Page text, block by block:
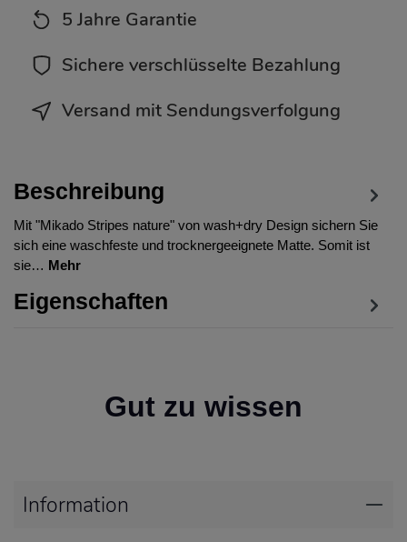
5 Jahre Garantie
Sichere verschlüsselte Bezahlung
Versand mit Sendungsverfolgung
Beschreibung
Mit "Mikado Stripes nature" von wash+dry Design sichern Sie
sich eine waschfeste und trocknergeeignete Matte. Somit ist
sie… Mehr
Eigenschaften
Gut zu wissen
Information